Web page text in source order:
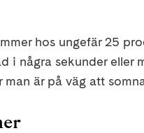
hos ungefär 25
i några sekunder eller
man är på väg att